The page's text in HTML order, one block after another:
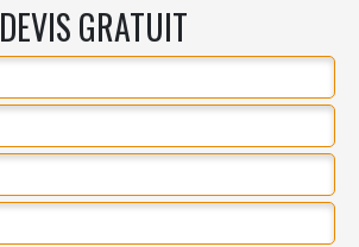
DEVIS GRATUIT